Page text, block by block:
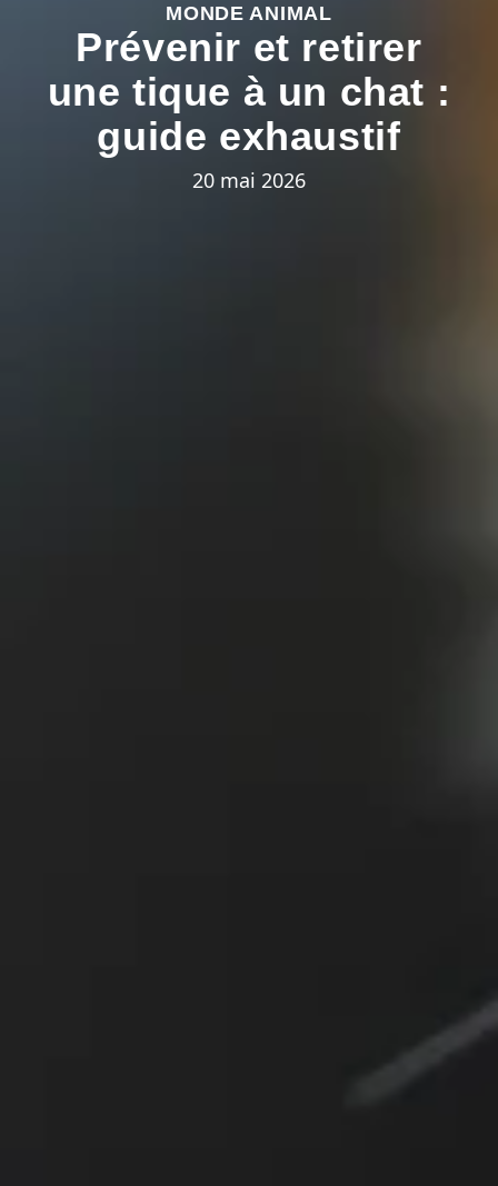
MONDE ANIMAL
Prévenir et retirer
une tique à un chat :
guide exhaustif
20 mai 2026